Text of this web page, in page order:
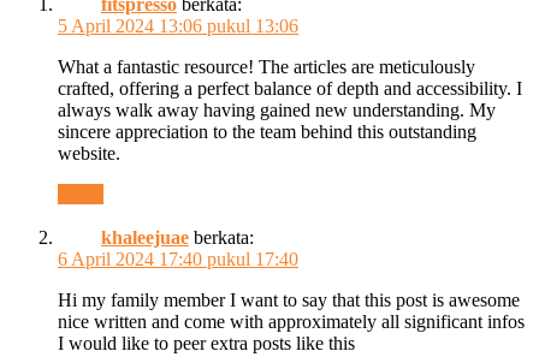
5 April 2024 13:06 pukul 13:06
What a fantastic resource! The articles are meticulously
crafted, offering a perfect balance of depth and accessibility. I
always walk away having gained new understanding. My
sincere appreciation to the team behind this outstanding
website.
khaleejuae berkata:
6 April 2024 17:40 pukul 17:40
Hi my family member I want to say that this post is awesome
nice written and come with approximately all significant infos
I would like to peer extra posts like this